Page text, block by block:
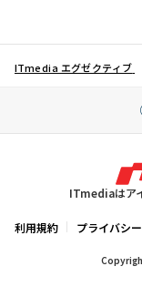
ITmedia エグゼクティブ
ITmediaはア
利用規約 プライバシ